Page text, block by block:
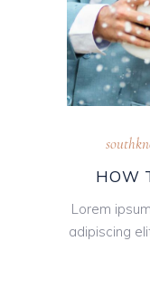
HOW
Lorem
adipiscing